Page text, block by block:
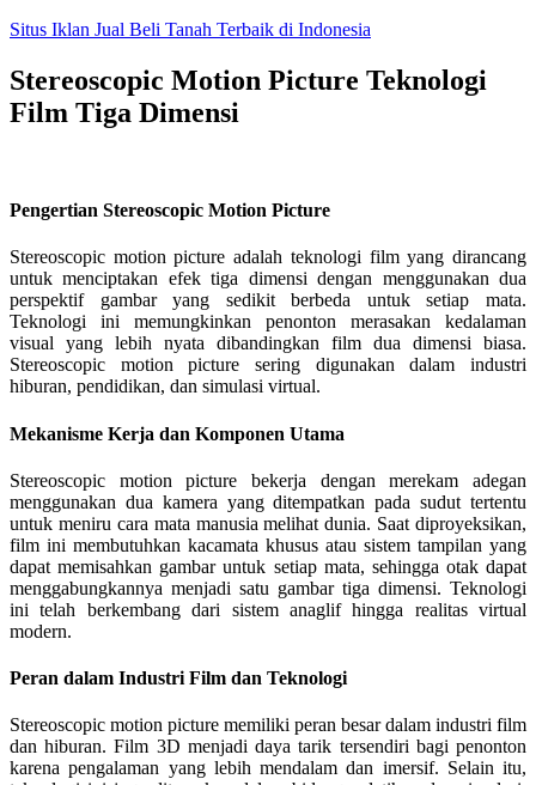
Skip
content
Situs Iklan Jual Beli Tanah Terbaik di Indonesia
Stereoscopic Motion Picture Teknologi
Film Tiga Dimensi
Pengertian Stereoscopic Motion Picture
Stereoscopic motion picture adalah teknologi film yang dirancang
untuk menciptakan efek tiga dimensi dengan menggunakan dua
perspektif gambar yang sedikit berbeda untuk setiap mata.
Teknologi ini memungkinkan penonton merasakan kedalaman
visual yang lebih nyata dibandingkan film dua dimensi biasa.
Stereoscopic motion picture sering digunakan dalam industri
hiburan, pendidikan, dan simulasi virtual.
Mekanisme Kerja dan Komponen Utama
Stereoscopic motion picture bekerja dengan merekam adegan
menggunakan dua kamera yang ditempatkan pada sudut tertentu
untuk meniru cara mata manusia melihat dunia. Saat diproyeksikan,
film ini membutuhkan kacamata khusus atau sistem tampilan yang
dapat memisahkan gambar untuk setiap mata, sehingga otak dapat
menggabungkannya menjadi satu gambar tiga dimensi. Teknologi
ini telah berkembang dari sistem anaglif hingga realitas virtual
modern.
Peran dalam Industri Film dan Teknologi
Stereoscopic motion picture memiliki peran besar dalam industri film
dan hiburan. Film 3D menjadi daya tarik tersendiri bagi penonton
karena pengalaman yang lebih mendalam dan imersif. Selain itu,